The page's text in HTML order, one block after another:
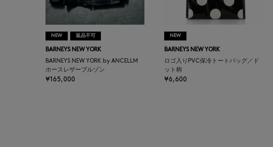
BARNEYS NEWYORK
BEAUTY
BASERANGE
NEW 返品不可
BARNEYS NEW YORK
BARNEYS NEW YORK by ANCELLM
ホースレザーブルゾン
¥165,000
NEW
BARNEYS NEW YORK
ロゴ入りPVC保冷トートバッグ／ド
ット柄
¥6,600